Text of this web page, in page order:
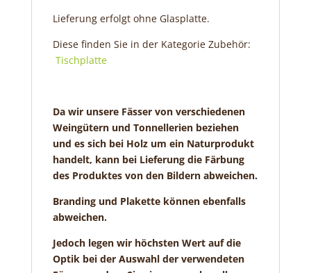
Lieferung erfolgt ohne Glasplatte.
Diese finden Sie in der Kategorie Zubehör:
Tischplatte
Da wir unsere Fässer von verschiedenen
Weingütern und Tonnellerien beziehen
und es sich bei Holz um ein Naturprodukt
handelt, kann bei Lieferung die Färbung
des Produktes von den Bildern abweichen.
Branding und Plakette können ebenfalls
abweichen.
Jedoch legen wir höchsten Wert auf die
Optik bei der Auswahl der verwendeten